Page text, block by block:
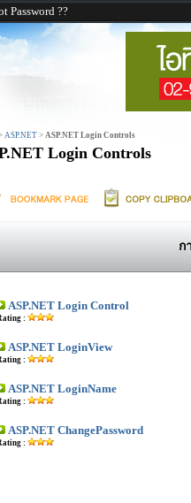
Password ??
ASP.NET > ASP.NET Login Controls
Login Controls
ก
ASP.NET Login Control
:
ASP.NET LoginView
:
ASP.NET LoginName
:
ASP.NET ChangePassword
: